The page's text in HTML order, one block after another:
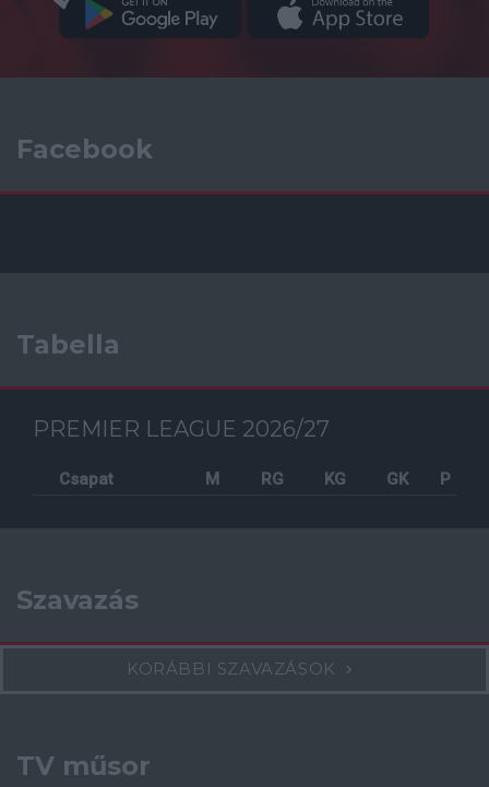
Facebook
Tabella
PREMIER LEAGUE 2026/27
Csapat M RG KG GK P
Szavazás
KORÁBBI SZAVAZÁSOK
TV műsor